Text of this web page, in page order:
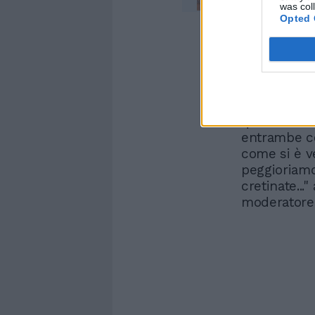
was
Opted
Poi
è messa
che
quella con
entrambe
come si è